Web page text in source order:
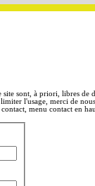
site sont, à priori, libres de
l'usage, merci de
menu contact en